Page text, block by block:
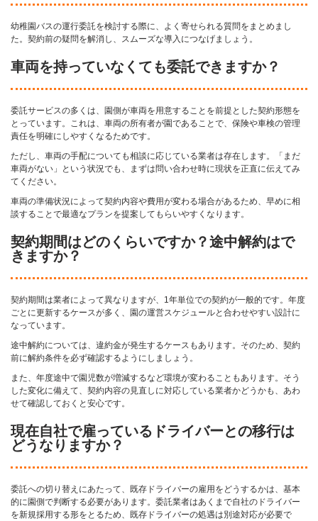
幼稚園バスの運行委託を検討する際に、よく寄せられる質問をまとめまし
た。契約前の疑問を解消し、スムーズな導入につなげましょう。
車両を持っていなくても委託できますか？
委託サービスの多くは、園側が車両を用意することを前提とした契約形態を
とっています。これは、車両の所有者が園であることで、保険や車検の管理
責任を明確にしやすくなるためです。
ただし、車両の手配についても相談に応じている業者は存在します。「まだ
車両がない」という状況でも、まずは問い合わせ時に現状を正直に伝えてみ
てください。
車両の準備状況によって契約内容や費用が変わる場合があるため、早めに相
談することで最適なプランを提案してもらいやすくなります。
契約期間はどのくらいですか？途中解約はで
きますか？
契約期間は業者によって異なりますが、1年単位での契約が一般的です。年度
ごとに更新するケースが多く、園の運営スケジュールと合わせやすい設計に
なっています。
途中解約については、違約金が発生するケースもあります。そのため、契約
前に解約条件を必ず確認するようにしましょう。
また、年度途中で園児数が増減するなど環境が変わることもあります。そう
した変化に備えて、契約内容の見直しに対応している業者かどうかも、あわ
せて確認しておくと安心です。
現在自社で雇っているドライバーとの移行は
どうなりますか？
委託への切り替えにあたって、既存ドライバーの雇用をどうするかは、基本
的に園側で判断する必要があります。委託業者はあくまで自社のドライバー
を新規採用する形をとるため、既存ドライバーの処遇は別途対応が必要で